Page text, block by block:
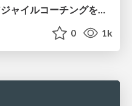
Burnoutとの「対話」 〜 アジャイルコーチングを活用した、燃え尽き症候群を克服するスキル 〜 / Dialogue with Burnout by Using Agile Coaching Skills
0 1k